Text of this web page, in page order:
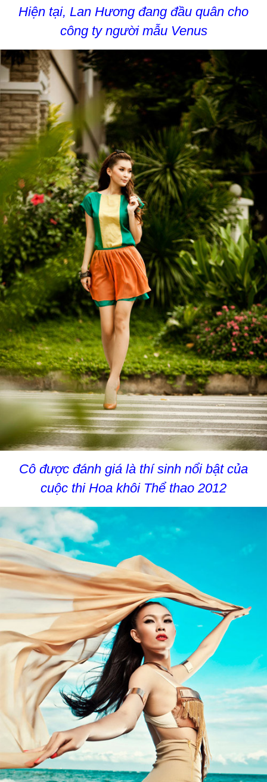
Hiện tại, Lan Hương đang đầu quân cho
công ty người mẫu Venus
Cô được đánh giá là thí sinh nổi bật của
cuộc thi Hoa khôi Thể thao 2012